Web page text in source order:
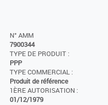
N° AMM
7900344
TYPE DE PRODUIT :
PPP
TYPE COMMERCIAL :
Produit de référence
1ÈRE AUTORISATION :
01/12/1979